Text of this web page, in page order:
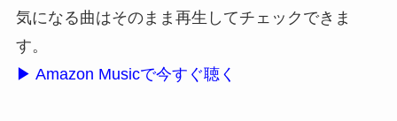
気になる曲はそのまま再生してチェックできま
す。
▶ Amazon Musicで今すぐ聴く